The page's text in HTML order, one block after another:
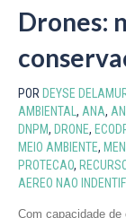
Drones:
POR DEYSE
AMBIENTAL , ANA,
DNPM, DRONE,
MEIO AMBIENTE,
PROTECAO,
AEREO NAO
Com capacidade